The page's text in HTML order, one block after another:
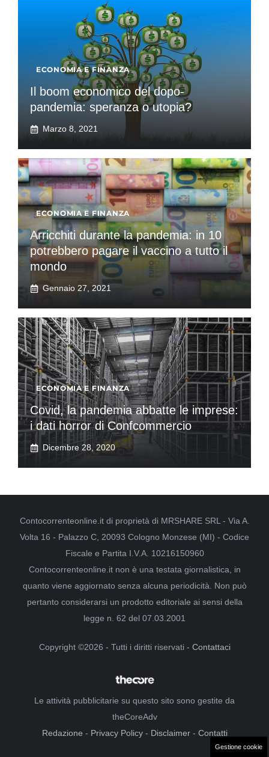
ECONOMIA E FINANZA
Il boom economico del dopo-
pandemia: speranza o utopia?
Marzo 8, 2021
ECONOMIA E FINANZA
Arricchiti durante la pandemia: in 10
potrebbero pagare il vaccino a tutto il
mondo
Gennaio 27, 2021
ECONOMIA E FINANZA
Covid, la pandemia abbatte le imprese:
i dati horror di Confcommercio
Dicembre 28, 2020
Contocorrenteonline.it di proprietà di MRSHARE SRL - Via A.
Volta 16 - Palazzo C, 20093 Cologno Monzese (MI) - Codice
Fiscale e Partita I.V.A. 10216150960
Contocorrenteonline.it non è una testata giornalistica, in
quanto viene aggiornato senza alcuna periodicità. Non può
pertanto considerarsi un prodotto editoriale ai sensi della
legge n. 62 del 07.03.2001
Copyright ©2026 - Tutti i diritti riservati - Contattaci
Le attività pubblicitarie su questo sito sono gestite da
theCoreAdv
Redazione - Privacy Policy- Disclaimer- Contatti
Gestione cookie